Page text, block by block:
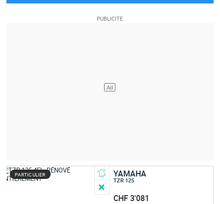
PARTICULIER YAMAHA
TZR 125
CHF 3'081